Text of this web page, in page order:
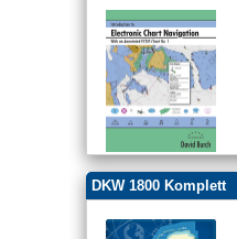
DKW 1800 Komplett